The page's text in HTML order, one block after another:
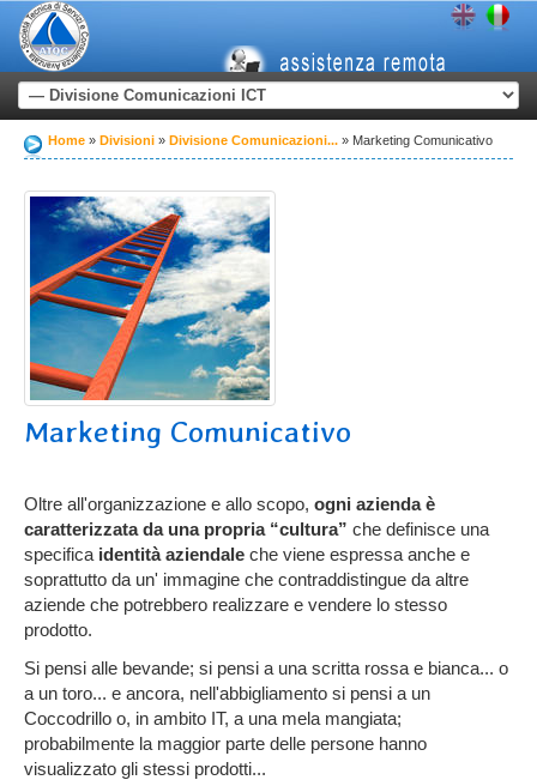
Home Divisioni Divisione Comunicazioni... Marketing Comunicativo
Marketing Comunicativo
Oltre all'organizzazione e allo scopo, ogni azienda è
caratterizzata da una propria “cultura” che definisce una
specifica identità aziendale che viene espressa anche e
soprattutto da un' immagine che contraddistingue da altre
aziende che potrebbero realizzare e vendere lo stesso
prodotto.
Si pensi alle bevande; si pensi a una scritta rossa e bianca... o
a un toro... e ancora, nell'abbigliamento si pensi a un
Coccodrillo o, in ambito IT, a una mela mangiata;
probabilmente la maggior parte delle persone hanno
visualizzato gli stessi prodotti...